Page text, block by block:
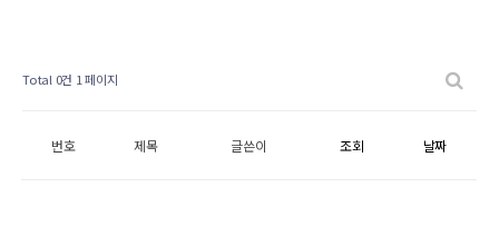
Total 0건 1 페이지
번호 제목 글쓴이 조회 날짜